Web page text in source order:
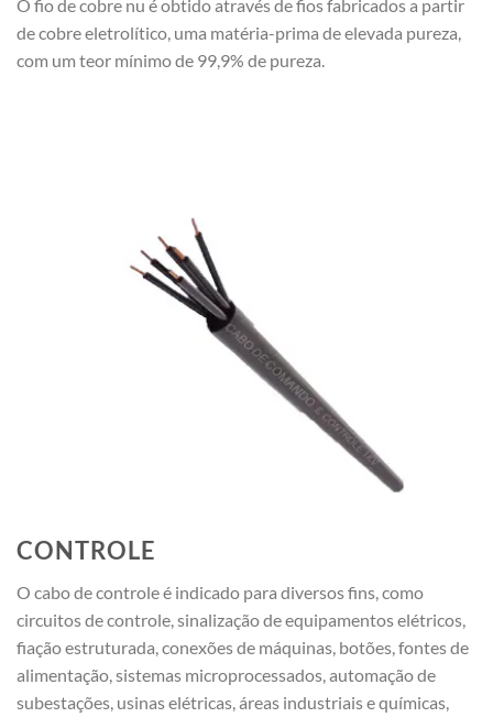
O fio de cobre nu é obtido através de fios fabricados a partir
de cobre eletrolítico, uma matéria-prima de elevada pureza,
com um teor mínimo de 99,9% de pureza.
CONTROLE
O cabo de controle é indicado para diversos fins, como
circuitos de controle, sinalização de equipamentos elétricos,
fiação estruturada, conexões de máquinas, botões, fontes de
alimentação, sistemas microprocessados, automação de
subestações, usinas elétricas, áreas industriais e químicas,